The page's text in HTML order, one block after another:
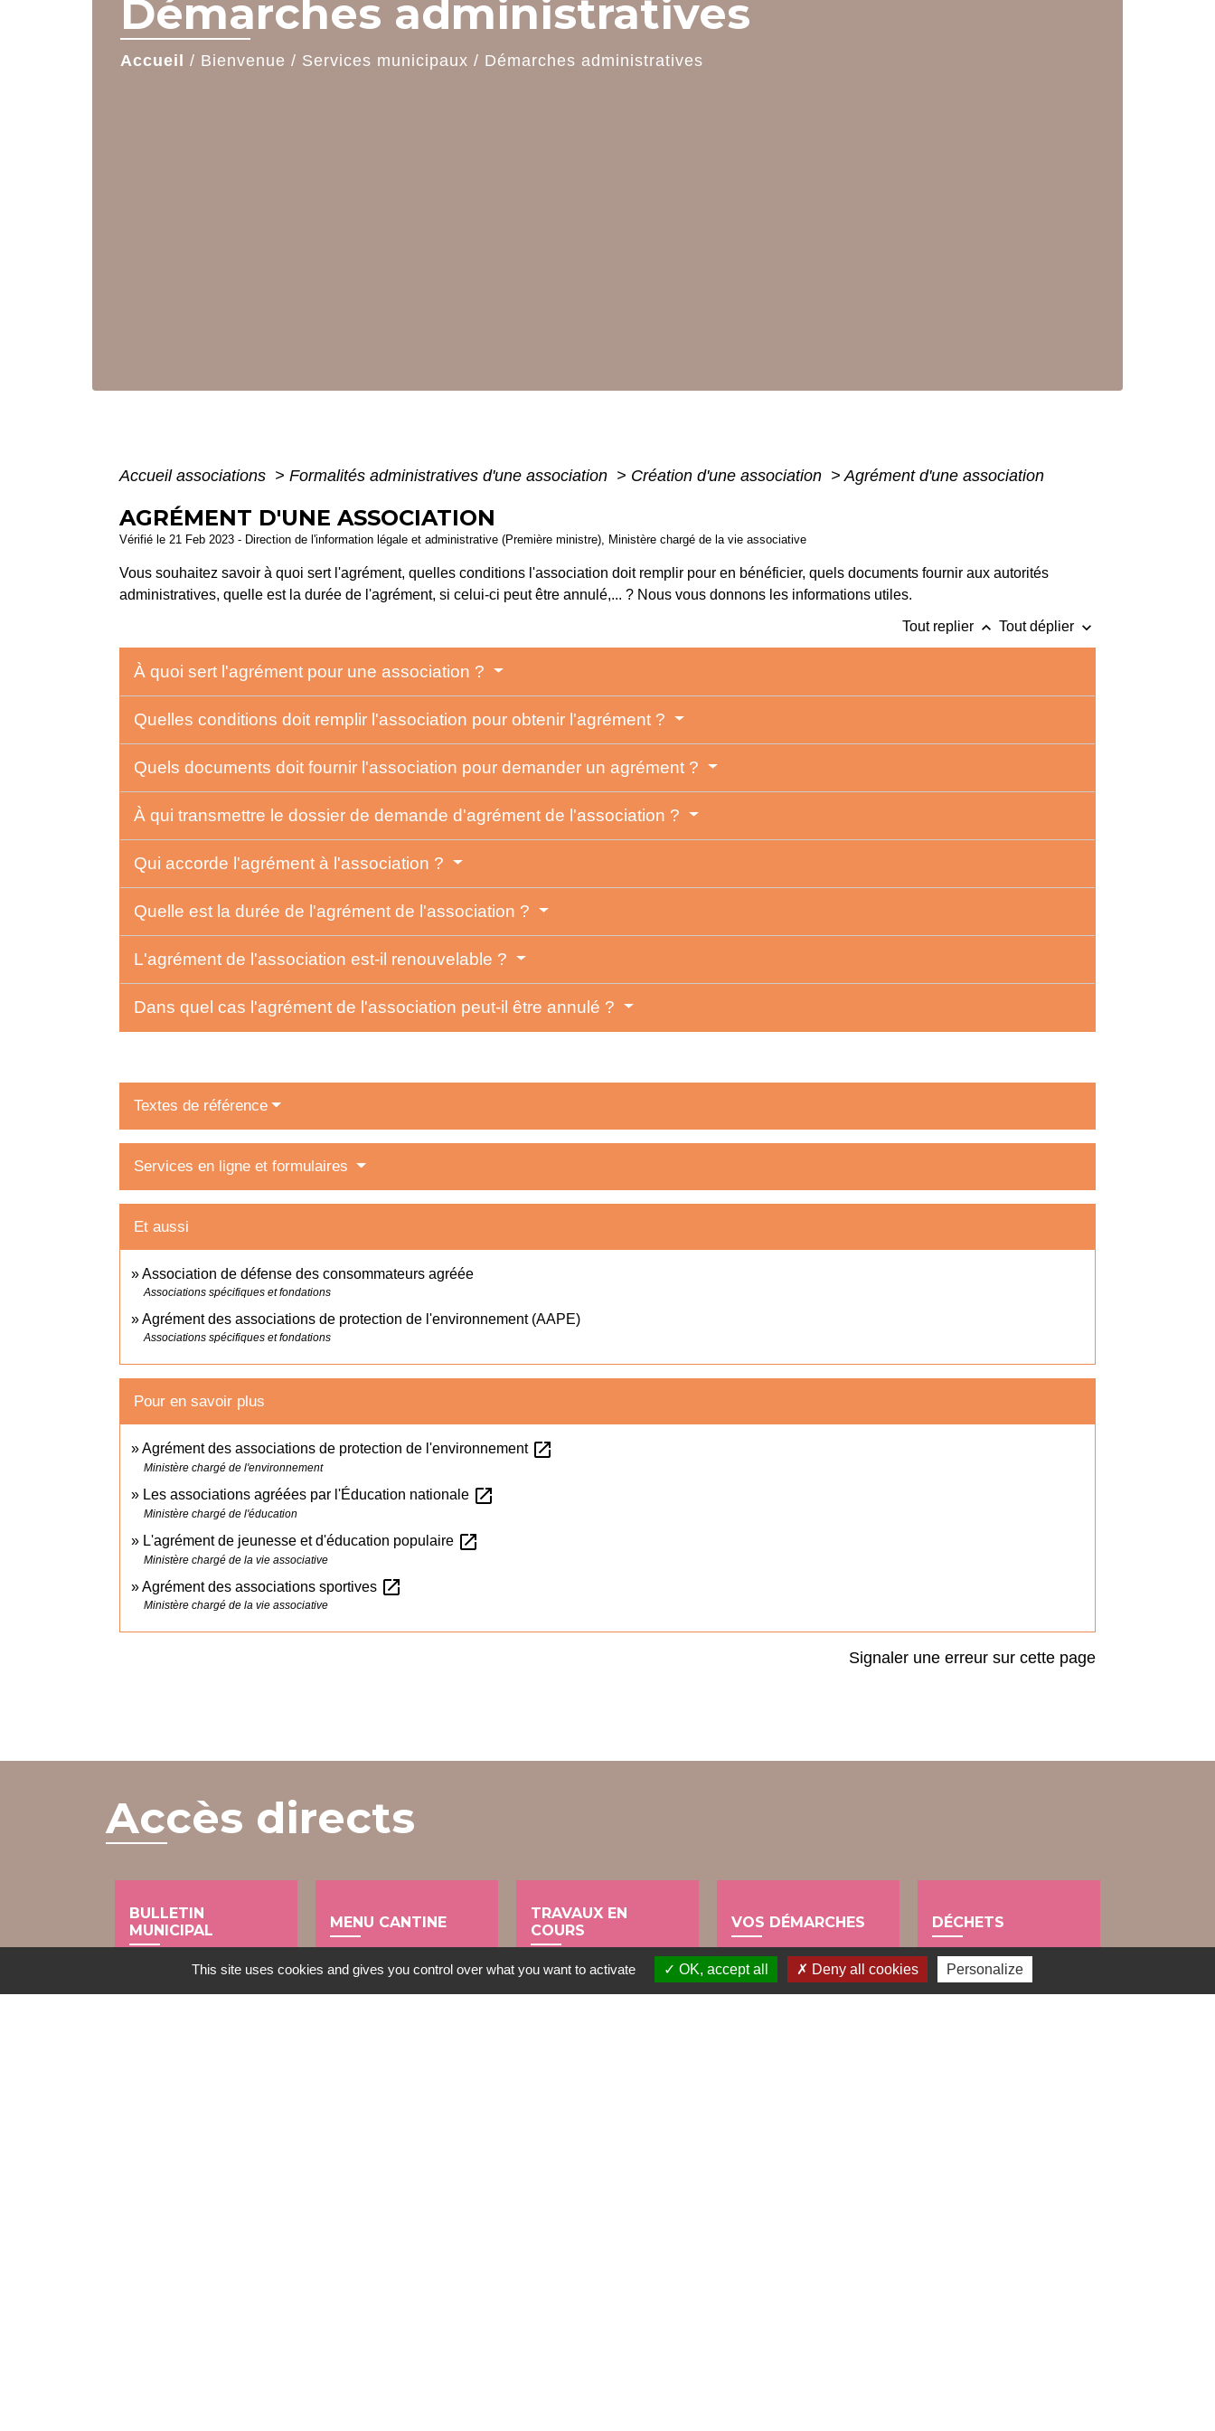
Démarches administratives
Accueil / Bienvenue / Services municipaux / Démarches administratives
Accueil associations > Formalités administratives d'une association > Création d'une association > Agrément d'une association
AGRÉMENT D'UNE ASSOCIATION
Vérifié le 21 Feb 2023 - Direction de l'information légale et administrative (Première ministre), Ministère chargé de la vie associative
Vous souhaitez savoir à quoi sert l'agrément, quelles conditions l'association doit remplir pour en bénéficier, quels documents fournir aux autorités
administratives, quelle est la durée de l'agrément, si celui-ci peut être annulé,... ? Nous vous donnons les informations utiles.
Tout replier keyboard_arrow_up Tout déplier keyboard_arrow_down
À quoi sert l'agrément pour une association ?
Quelles conditions doit remplir l'association pour obtenir l'agrément ?
Quels documents doit fournir l'association pour demander un agrément ?
À qui transmettre le dossier de demande d'agrément de l'association ?
Qui accorde l'agrément à l'association ?
Quelle est la durée de l'agrément de l'association ?
L'agrément de l'association est-il renouvelable ?
Dans quel cas l'agrément de l'association peut-il être annulé ?
Textes de référence
Services en ligne et formulaires
Et aussi
Association de défense des consommateurs agréée
Associations spécifiques et fondations
Agrément des associations de protection de l'environnement (AAPE)
Associations spécifiques et fondations
Pour en savoir plus
Agrément des associations de protection de l'environnement open_in_new
Ministère chargé de l'environnement
Les associations agréées par l'Éducation nationale open_in_new
Ministère chargé de l'éducation
L'agrément de jeunesse et d'éducation populaire open_in_new
Ministère chargé de la vie associative
Agrément des associations sportives open_in_new
Ministère chargé de la vie associative
Signaler une erreur sur cette page
Accès directs
BULLETIN
MUNICIPAL
MENU CANTINE
local_dining
TRAVAUX EN
COURS
build
VOS DÉMARCHES
account_balance
DÉCHETS
public
This site uses cookies and gives you control over what you want to activate OK, accept all Deny all cookies Personalize